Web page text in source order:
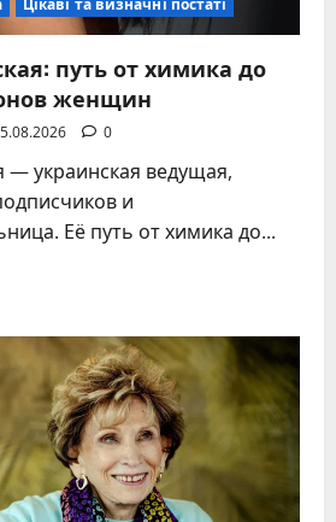
Цікаві та визначні постаті
путь от химика до
женщин
0
украинская ведущая,
и
Её путь от химика до...